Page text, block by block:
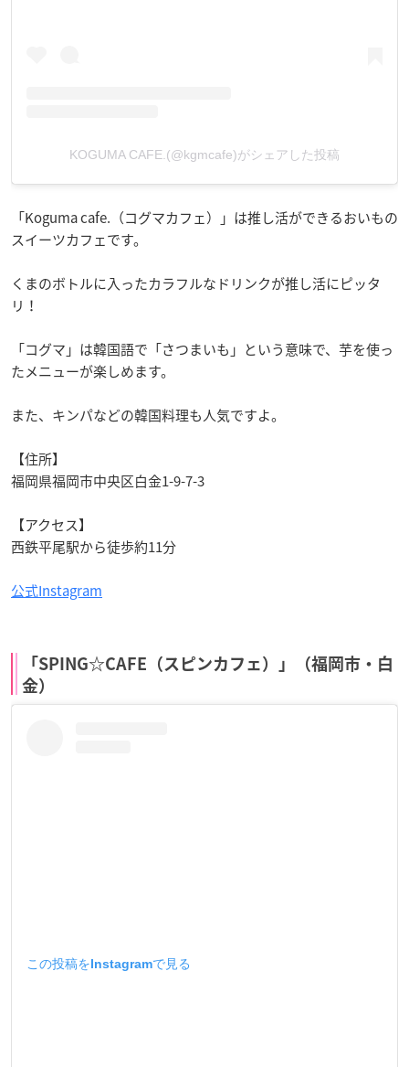
KOGUMA CAFE.(@kgmcafe)がシェアした投稿
「Koguma cafe.（コグマカフェ）」は推し活ができるおいもの
スイーツカフェです。
くまのボトルに入ったカラフルなドリンクが推し活にピッタ
リ！
「コグマ」は韓国語で「さつまいも」という意味で、芋を使っ
たメニューが楽しめます。
また、キンパなどの韓国料理も人気ですよ。
【住所】
福岡県福岡市中央区白金1-9-7-3
【アクセス】
西鉄平尾駅から徒歩約11分
公式Instagram
「SPING☆CAFE（スピンカフェ）」（福岡市・白
金）
この投稿をInstagramで見る